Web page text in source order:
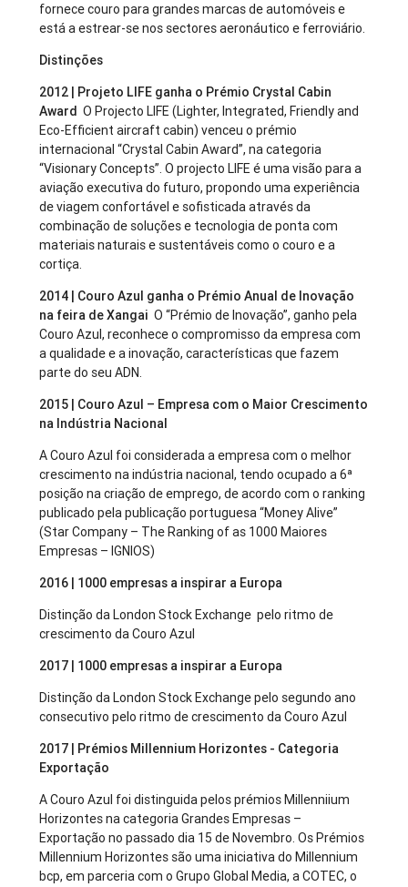
fornece couro para grandes marcas de automóveis e
está a estrear-se nos sectores aeronáutico e ferroviário.
Distinções
2012 | Projeto LIFE ganha o Prémio Crystal Cabin
Award O Projecto LIFE (Lighter, Integrated, Friendly and
Eco-Efficient aircraft cabin) venceu o prémio
internacional “Crystal Cabin Award”, na categoria
“Visionary Concepts”. O projecto LIFE é uma visão para a
aviação executiva do futuro, propondo uma experiência
de viagem confortável e sofisticada através da
combinação de soluções e tecnologia de ponta com
materiais naturais e sustentáveis como o couro e a
cortiça.
2014 | Couro Azul ganha o Prémio Anual de Inovação
na feira de Xangai O “Prémio de Inovação”, ganho pela
Couro Azul, reconhece o compromisso da empresa com
a qualidade e a inovação, características que fazem
parte do seu ADN.
2015 | Couro Azul – Empresa com o Maior Crescimento
na Indústria Nacional
A Couro Azul foi considerada a empresa com o melhor
crescimento na indústria nacional, tendo ocupado a 6ª
posição na criação de emprego, de acordo com o ranking
publicado pela publicação portuguesa “Money Alive”
(Star Company – The Ranking of as 1000 Maiores
Empresas – IGNIOS)
2016 | 1000 empresas a inspirar a Europa
Distinção da London Stock Exchange pelo ritmo de
crescimento da Couro Azul
2017 | 1000 empresas a inspirar a Europa
Distinção da London Stock Exchange pelo segundo ano
consecutivo pelo ritmo de crescimento da Couro Azul
2017 | Prémios Millennium Horizontes - Categoria
Exportação
A Couro Azul foi distinguida pelos prémios Millenniium
Horizontes na categoria Grandes Empresas –
Exportação no passado dia 15 de Novembro. Os Prémios
Millennium Horizontes são uma iniciativa do Millennium
bcp, em parceria com o Grupo Global Media, a COTEC, o